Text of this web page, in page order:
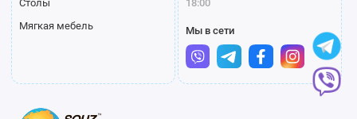
Столы
Мягкая мебель
18:00
Мы в сети